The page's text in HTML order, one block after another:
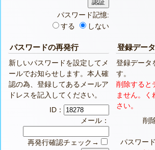
パスワード記憶:
する
しない
パスワードの再発行
新しいパスワードを設定してメ
ールでお知らせします。本人確
認の為、登録してあるメールア
ドレスを記入してください。
ID：
メール：
再発行確認チェック→
登録デー
登録データ
す。
削除すると
ません。く
さい。
削
パスワード